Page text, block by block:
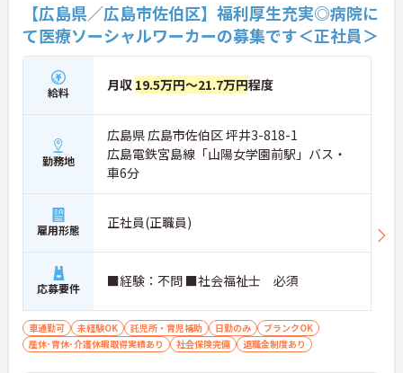
【広島県／広島市佐伯区】福利厚生充実◎病院に
て医療ソーシャルワーカーの募集です＜正社員＞
給料 月収 19.5万円～21.7万円程度
勤務地
広島県 広島市佐伯区 坪井3-818-1
広島電鉄宮島線「山陽女学園前駅」バス・
車6分
雇用形態 正社員(正職員)
応募要件 ■経験：不問 ■社会福祉士 必須
車通勤可 未経験OK 託児所・育児補助 日勤のみ
ブランクOK
産休･育休･介護休暇取得実績あり
社会保険完備 退職金制度あり